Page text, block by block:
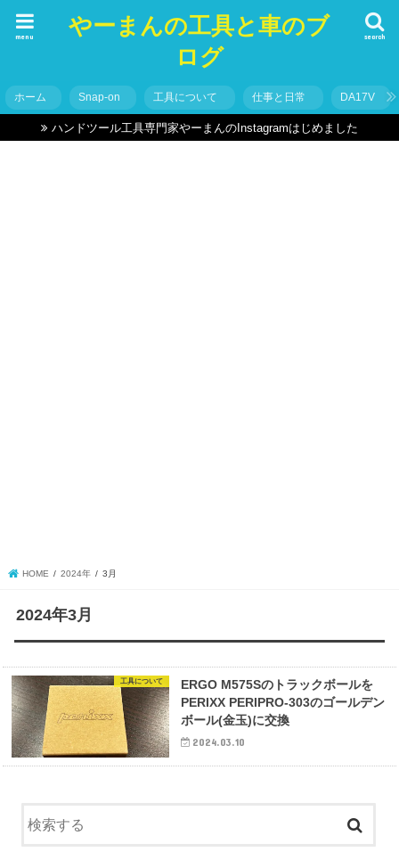
やーまんの工具と車のブ
ログ
search
menu
ホーム Snap-on 工具について 仕事と日常 DA17V
ハンドツール工具専門家やーまんのInstagramはじめました
HOME 2024年 3月
2024年3月
工具について
ERGO M575Sのトラックボールを
PERIXX PERIPRO-303のゴールデン
ボール(金玉)に交換
2024.03.10